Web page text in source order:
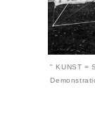
" KUNST =